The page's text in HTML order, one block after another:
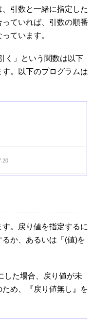
引数と一緒に指定した
っていれば、引数の順番
ています。
く」という関数は以下
。以下のプログラムは
。戻り値を指定するに
か、あるいは「(値)を
した場合、戻り値が未
め、『戻り値無し』を